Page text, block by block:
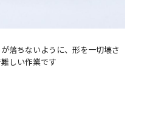
落ちないように、形を一切壊さ
しい作業です